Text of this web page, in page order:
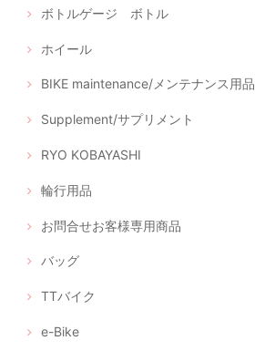
ボトルゲージ ボトル
ホイール
BIKE maintenance/メンテナンス用品
Supplement/サプリメント
RYO KOBAYASHI
輪行用品
お問合せお客様専用商品
バッグ
TTバイク
e-Bike